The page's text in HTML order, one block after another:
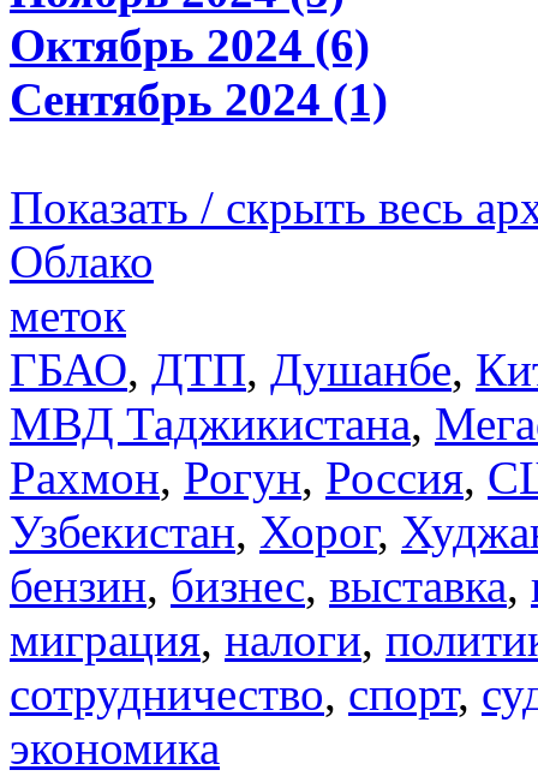
Октябрь 2024 (6)
Сентябрь 2024 (1)
Показать / скрыть весь
Облако
меток
ГБАО, ДТП, Душанбе,
МВД Таджикистана,
Рахмон, Рогун, Россия,
Узбекистан, Хорог,
бензин, бизнес, выставка,
миграция, налоги,
сотрудничество, спорт,
экономика